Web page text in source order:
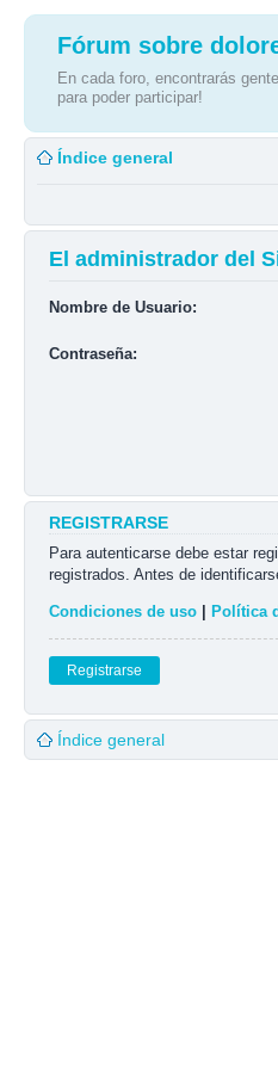
Fórum sobre
En cada foro, encontrarás
para poder participar!
Índice general
El administrador del
Nombre de Usuario:
Contraseña:
REGISTRARSE
Para autenticarse debe estar
registrados. Antes de
Condiciones de uso Política
Registrarse
Índice general